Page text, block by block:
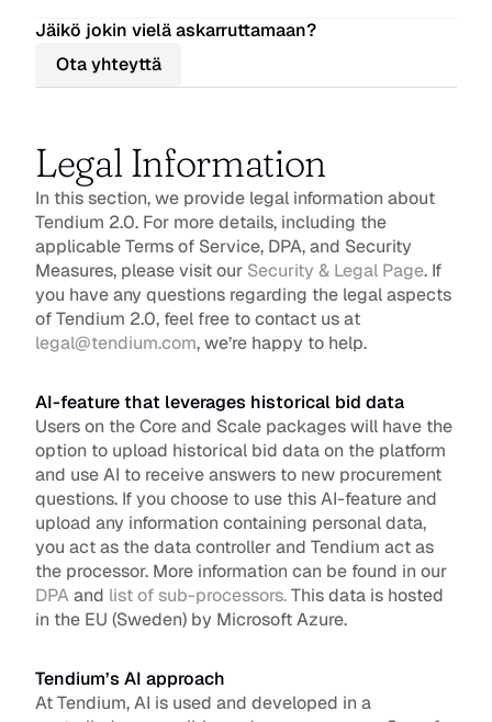
Jäikö jokin vielä askarruttamaan?
Ota yhteyttä
Legal Information
In this section, we provide legal information about
Tendium 2.0. For more details, including the
applicable Terms of Service, DPA, and Security
Measures, please visit our Security & Legal Page. If
you have any questions regarding the legal aspects
legal@tendium.com, we’re happy to help.
AI-feature that leverages historical bid data
option to upload historical bid data on the platform
and use AI to receive answers to new procurement
questions. If you choose to use this AI-feature and
upload any information containing personal data,
you act as the data controller and Tendium act as
DPA and list of sub-processors. This data is hosted
in the EU (Sweden) by Microsoft Azure.
Tendium’s AI approach
At Tendium, AI is used and developed in a